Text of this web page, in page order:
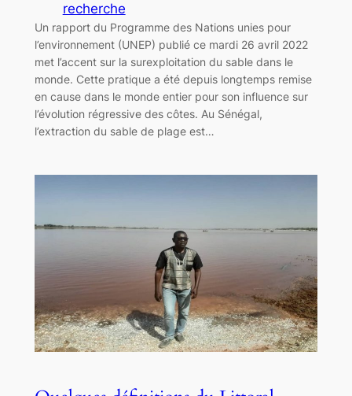
recherche
Un rapport du Programme des Nations unies pour
l’environnement (UNEP) publié ce mardi 26 avril 2022
met l’accent sur la surexploitation du sable dans le
monde. Cette pratique a été depuis longtemps remise
en cause dans le monde entier pour son influence sur
l’évolution régressive des côtes. Au Sénégal,
l’extraction du sable de plage est…